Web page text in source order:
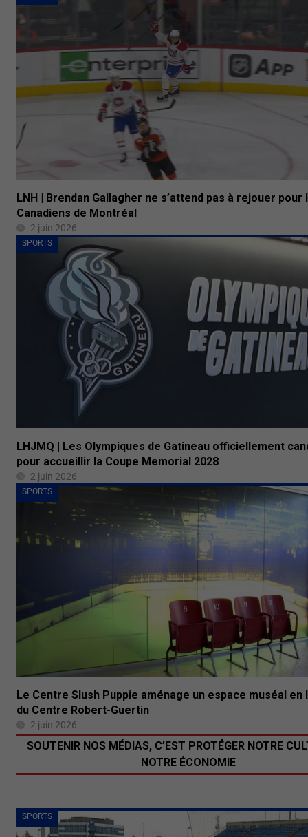
LNH | Brendan Gallagher ne s’attend pas à rejouer pour
Canadiens de Montréal
2 juin 2026
SPORTS
LHJMQ | Les Olympiques de Gatineau officiellement
pour accueillir la Coupe Memorial 2028
2 juin 2026
SPORTS
Le Centre Slush Puppie aménage un espace muséal en
du Centre Robert-Guertin
2 juin 2026
SPORTS
SOUTENIR NOS MÉDIAS, C’EST PROTÉGER NOTRE
NOTRE ÉCONOMIE